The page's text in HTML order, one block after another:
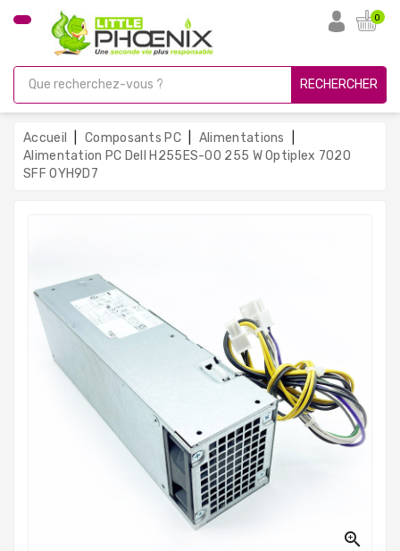
CATÉGORIE
Gamer
Unités
Centrales
Reconditionnées
Portables
0
RECHERCHER
Accueil Composants PC
Alimentations
Alimentation PC Dell H255ES-00 255 W Optiplex 7020
SFF 0YH9D7
